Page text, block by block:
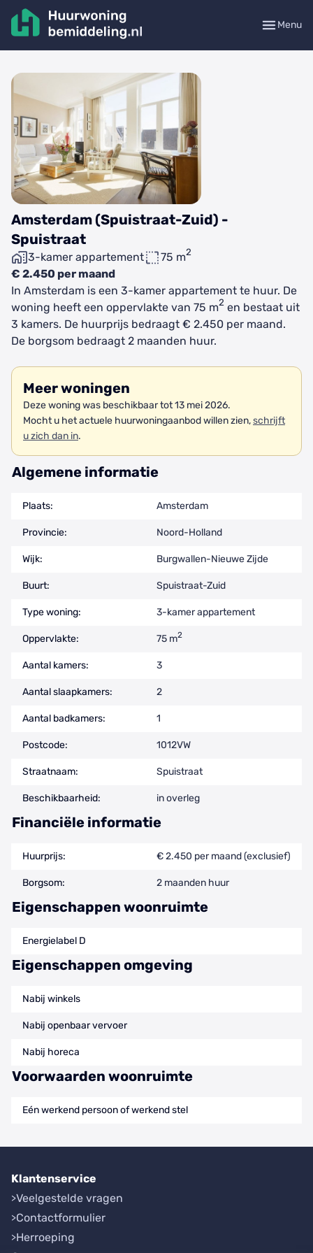
Menu
Amsterdam (Spuistraat-Zuid) -
Spuistraat
3-kamer appartement 75 m2
€ 2.450 per maand
In Amsterdam is een 3-kamer appartement te huur. De
woning heeft een oppervlakte van 75 m2 en bestaat uit
3 kamers. De huurprijs bedraagt € 2.450 per maand.
De borgsom bedraagt 2 maanden huur.
Meer woningen
Deze woning was beschikbaar tot 13 mei 2026.
Mocht u het actuele huurwoningaanbod willen zien,schrijft
u zich dan in.
Algemene informatie
Plaats: Amsterdam
Provincie: Noord-Holland
Wijk: Burgwallen-Nieuwe Zijde
Buurt: Spuistraat-Zuid
Type woning: 3-kamer appartement
Oppervlakte: 75 m2
Aantal kamers: 3
Aantal slaapkamers: 2
Aantal badkamers: 1
Postcode: 1012VW
Straatnaam: Spuistraat
Beschikbaarheid: in overleg
Financiële informatie
Huurprijs: € 2.450 per maand (exclusief)
Borgsom: 2 maanden huur
Eigenschappen woonruimte
Energielabel D
Eigenschappen omgeving
Nabij winkels
Nabij openbaar vervoer
Nabij horeca
Voorwaarden woonruimte
Eén werkend persoon of werkend stel
Klantenservice
Veelgestelde vragen
Contactformulier
Herroeping